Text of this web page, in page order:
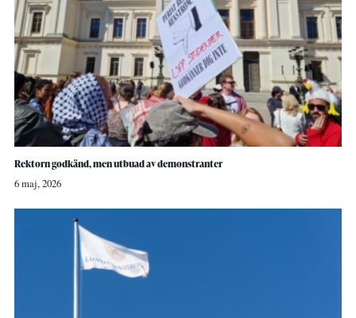
Rektorn godkänd, men utbuad av demonstranter
6 maj, 2026